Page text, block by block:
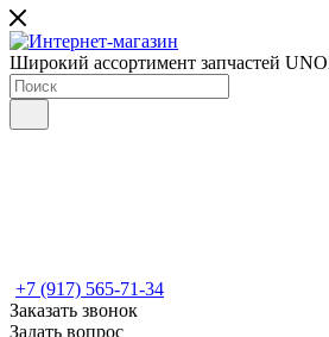
Широкий ассортимент запчастей
+7 (917) 565-71-34
Заказать звонок
Задать вопрос